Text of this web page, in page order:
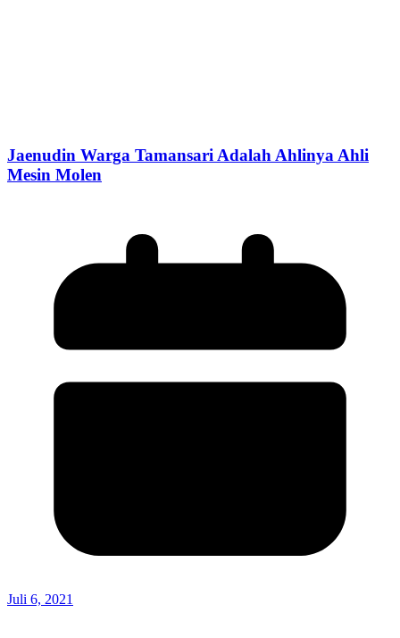
Jaenudin Warga Tamansari Adalah Ahlinya Ahli
Mesin Molen
Juli 6, 2021